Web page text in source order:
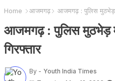
Home आजमगढ़ आजमगढ़ : पुलिस मुठभेड़
आजमगढ़ : पुलिस मुठभेड़ में
गिरफ्तार
By - Youth India Times